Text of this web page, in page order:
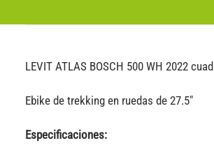
LEVIT ATLAS BOSCH 500 WH 2022
Ebike de trekking en ruedas de 27.5″
Especificaciones: